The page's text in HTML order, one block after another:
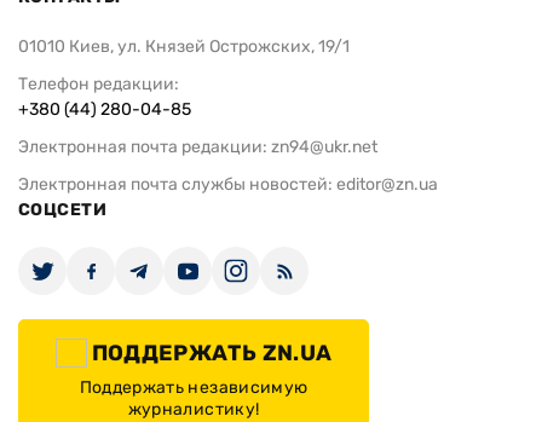
01010 Киев, ул. Князей Острожских, 19/1
Телефон редакции:
+380 (44) 280-04-85
Электронная почта редакции: zn94@ukr.net
Электронная почта службы новостей: editor@zn.ua
СОЦСЕТИ
ПОДДЕРЖАТЬ ZN.UA
Поддержать независимую
журналистику!